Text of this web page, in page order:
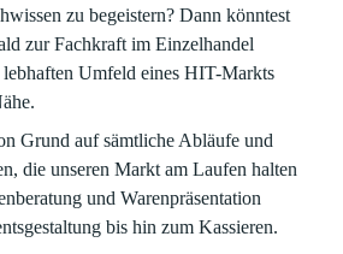
zu begeistern? Dann könntest
zur Fachkraft im Einzelhandel
Umfeld eines HIT-Markts
Grund auf sämtliche Abläufe und
die unseren Markt am Laufen halten
und Warenpräsentation
bis hin zum Kassieren.